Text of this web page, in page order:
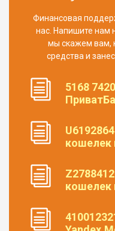
Финансовая
нас. Напишите нам
мы скажем вам,
средства и
5168
кошелек
кошелек